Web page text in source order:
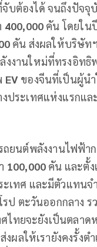
บต้องได้ จนถึงปัจจุ
400,000 คัน โดยใน
คัน ส่งผลให้บริษัท
งานใหม่ที่ทรงอิทธิ
EV ของจีนที่เป็นผู้น
ประเทศแห่งแรกแ
ถยนต์พลังงานไฟฟ้า
100,000 คัน และตั้ง
ะเทศ และมีตัวแทน
ตะวันออกกลาง ร
ศไทยจะยังเป็นตลา
งผลให้เรายังคงรั้ง